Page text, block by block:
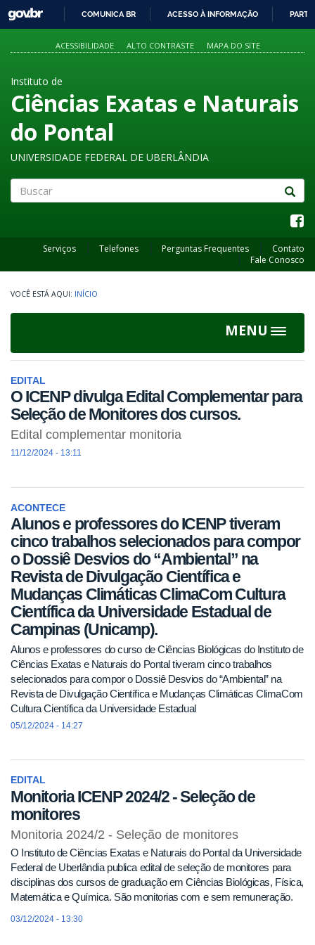
PARA
O
GOVBR
COMUNICA BR ACESSO À INFORMAÇÃO
ACESSIBILIDADE ALTO CONTRASTE MAPA DO SITE
Instituto de
Ciências Exatas e Naturais
do Pontal
UNIVERSIDADE FEDERAL DE UBERLÂNDIA
Serviços Telefones Perguntas Frequentes
Contato
Fale Conosco
INÍCIO
MENU
Toggle
EDITAL
O ICENP divulga Edital Complementar para
Seleção de Monitores dos cursos.
Edital complementar monitoria
11/12/2024 - 13:11
ACONTECE
Alunos e professores do ICENP tiveram
cinco trabalhos selecionados para compor
o Dossiê Desvios do “Ambiental” na
Revista de Divulgação Científica e
Mudanças Climáticas ClimaCom Cultura
Científica da Universidade Estadual de
Campinas (Unicamp).
Alunos e professores do curso de Ciências Biológicas do Instituto de
Ciências Exatas e Naturais do Pontal tiveram cinco trabalhos
selecionados para compor o Dossiê Desvios do “Ambiental” na
Revista de Divulgação Científica e Mudanças Climáticas ClimaCom
Cultura Científica da Universidade Estadual
05/12/2024 - 14:27
EDITAL
Monitoria ICENP 2024/2 - Seleção de
monitores
Monitoria 2024/2 - Seleção de monitores
O Instituto de Ciências Exatas e Naturais do Pontal da Universidade
Federal de Uberlândia publica edital de seleção de monitores para
disciplinas dos cursos de graduação em Ciências Biológicas, Física,
Matemática e Química. São monitorias com e sem remuneração.
03/12/2024 - 13:30